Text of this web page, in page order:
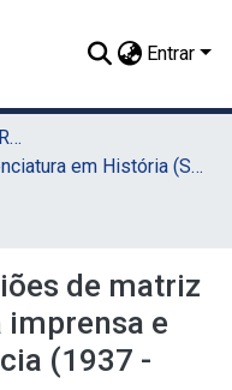
Entrar
01. Universidade Federal Rural de Pernambuco - UFRPE (Sede)
Licenciatura em História (Sede)
de matriz
imprensa e
(1937 -